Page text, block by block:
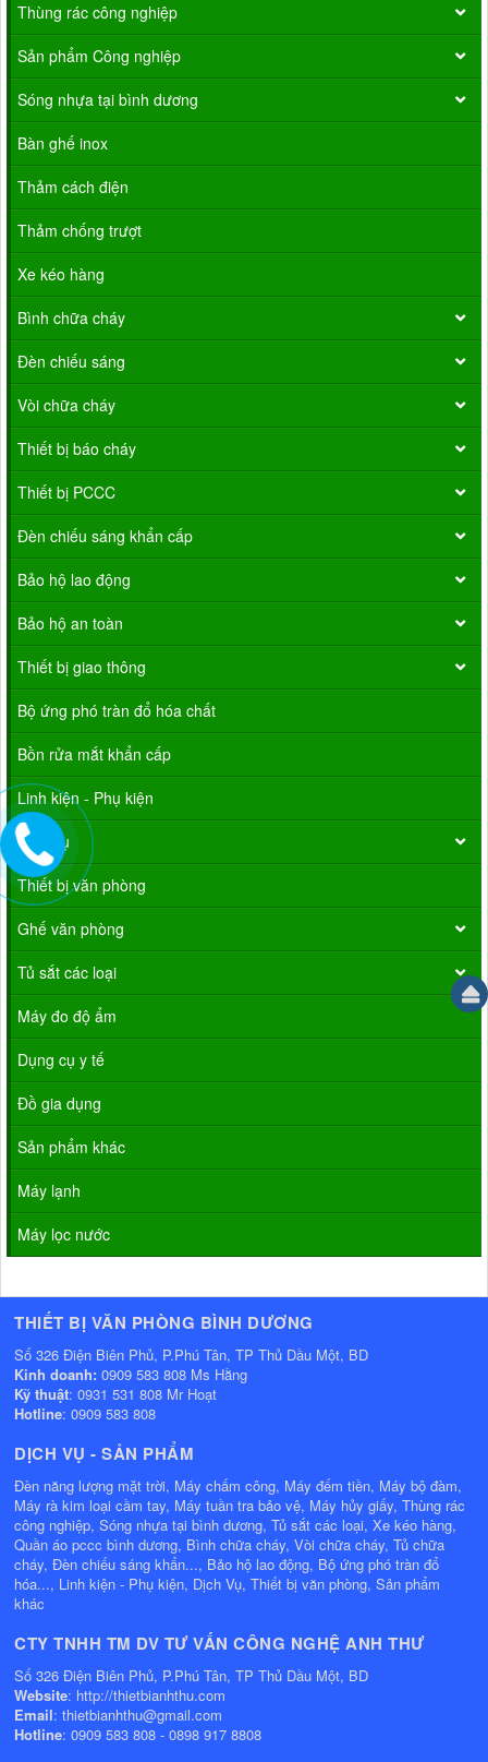
Thùng rác công nghiệp
Sản phẩm Công nghiệp
Sóng nhựa tại bình dương
Bàn ghế inox
Thảm cách điện
Thảm chống trượt
Xe kéo hàng
Bình chữa cháy
Đèn chiếu sáng
Vòi chữa cháy
Thiết bị báo cháy
Thiết bị PCCC
Đèn chiếu sáng khẩn cấp
Bảo hộ lao động
Bảo hộ an toàn
Thiết bị giao thông
Bộ ứng phó tràn đổ hóa chất
Bồn rửa mắt khẩn cấp
Linh kiện - Phụ kiện
Dịch Vụ
Thiết bị văn phòng
Ghế văn phòng
Tủ sắt các loại
Máy đo độ ẩm
Dụng cụ y tế
Đồ gia dụng
Sản phẩm khác
Máy lạnh
Máy lọc nước
THIẾT BỊ VĂN PHÒNG BÌNH DƯƠNG
Số 326 Điện Biên Phủ, P.Phú Tân, TP Thủ Dầu Một, BD
Kinh doanh: 0909 583 808 Ms Hằng
Kỹ thuật: 0931 531 808 Mr Hoạt
Hotline: 0909 583 808
DỊCH VỤ - SẢN PHẨM
Đèn năng lượng mặt trời, Máy chấm công, Máy đếm tiền, Máy bộ đàm,
Máy rà kim loại cầm tay, Máy tuần tra bảo vệ, Máy hủy giấy, Thùng rác
công nghiệp, Sóng nhựa tại bình dương, Tủ sắt các loại, Xe kéo hàng,
Quần áo pccc bình dương, Bình chữa cháy, Vòi chữa cháy, Tủ chữa
cháy, Đèn chiếu sáng khẩn..., Bảo hộ lao động, Bộ ứng phó tràn đổ
hóa..., Linh kiện - Phụ kiện, Dịch Vụ, Thiết bị văn phòng, Sản phẩm
khác
CTY TNHH TM DV TƯ VẤN CÔNG NGHỆ ANH THƯ
Số 326 Điện Biên Phủ, P.Phú Tân, TP Thủ Dầu Một, BD
Website: http://thietbianhthu.com
Email: thietbianhthu@gmail.com
Hotline: 0909 583 808 - 0898 917 8808